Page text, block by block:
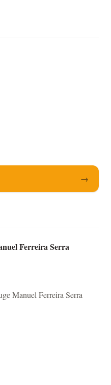
→
Ferreira Serra
Manuel Ferreira Serra